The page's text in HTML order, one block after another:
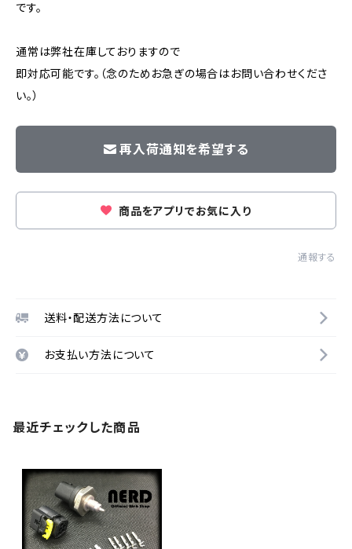
です。
通常は弊社在庫しておりますので
即対応可能です。（念のためお急ぎの場合はお問い合わせくださ
い。）
再入荷通知を希望する
商品をアプリでお気に入り
通報する
送料・配送方法について
お支払い方法について
最近チェックした商品